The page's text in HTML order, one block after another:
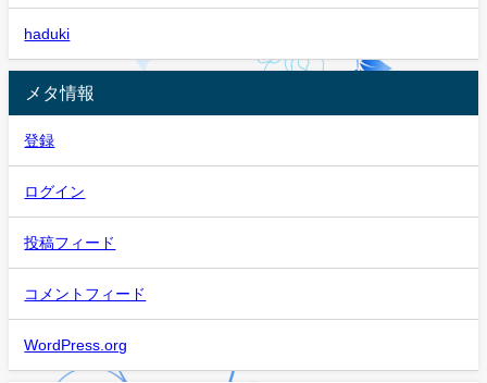
haduki
メタ情報
登録
ログイン
投稿フィード
コメントフィード
WordPress.org